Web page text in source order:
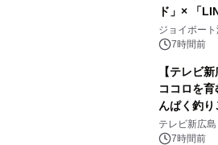
ド」× 「
開始！
ジョイポー
7時間前
【テレビ
ココロを
んぱく釣
学生を募集
テレビ新広島
7時間前